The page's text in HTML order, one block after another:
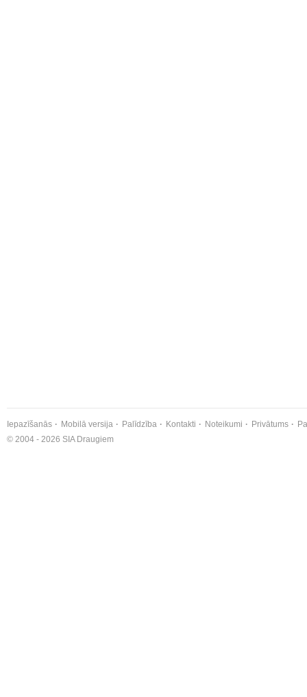
Iepazīšanās Mobilā versija Palīdzība Kontakti Noteikumi Privātums
© 2004 - 2026 SIA Draugiem